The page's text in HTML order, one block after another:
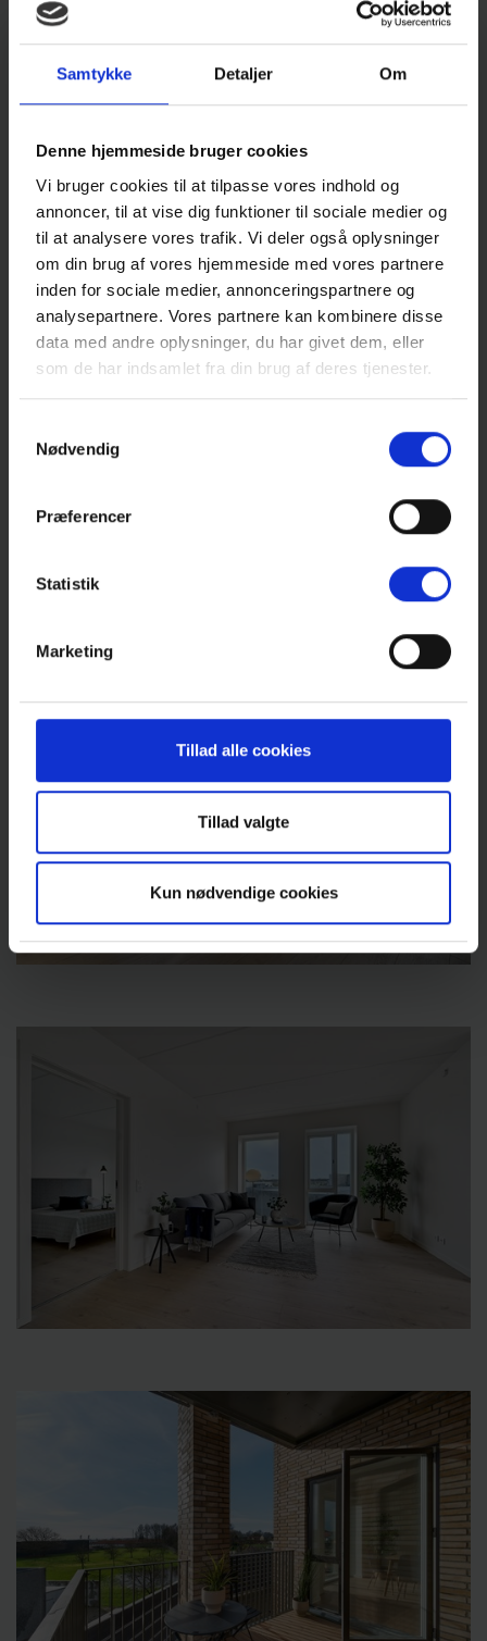
Samtykke Detaljer Om
Denne hjemmeside bruger cookies
Vi bruger cookies til at tilpasse vores indhold og
annoncer, til at vise dig funktioner til sociale medier og
til at analysere vores trafik. Vi deler også oplysninger
om din brug af vores hjemmeside med vores partnere
inden for sociale medier, annonceringspartnere og
analysepartnere. Vores partnere kan kombinere disse
data med andre oplysninger, du har givet dem, eller
som de har indsamlet fra din brug af deres tjenester.
Nødvendig
Præferencer
Statistik
Marketing
Tillad alle cookies
Tillad valgte
Kun nødvendige cookies
ligeligt, får hver beboer dermed en husleje på
3.050 kr./md.
Flere boliger på vej i Tilst
etaper i Tilst, og de første lejligheder er klar til
indflytning i januar. Huslejen starter ved 8.900
kr./md.
Det får du hos Birch Ejendomme:
Et nybygget og moderne hjem
Egen altan eller terrasse
Lave forbrugsomkostninger
Ingen forudbetalt husleje
Indbyggede skabe
Alt i hårde hvidevarer (opvaskemaskine,
køle-/fryseskab, ovn, komfur, vaskemaskine og
Fibernet